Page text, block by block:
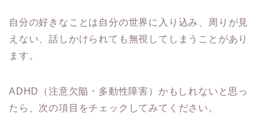
自分の好きなことは自分の世界に入り込み、周りが見
えない、話しかけられても無視してしまうことがあり
ます。
ADHD（注意欠陥・多動性障害）かもしれないと思っ
たら、 次の項目をチェックしてみてください。